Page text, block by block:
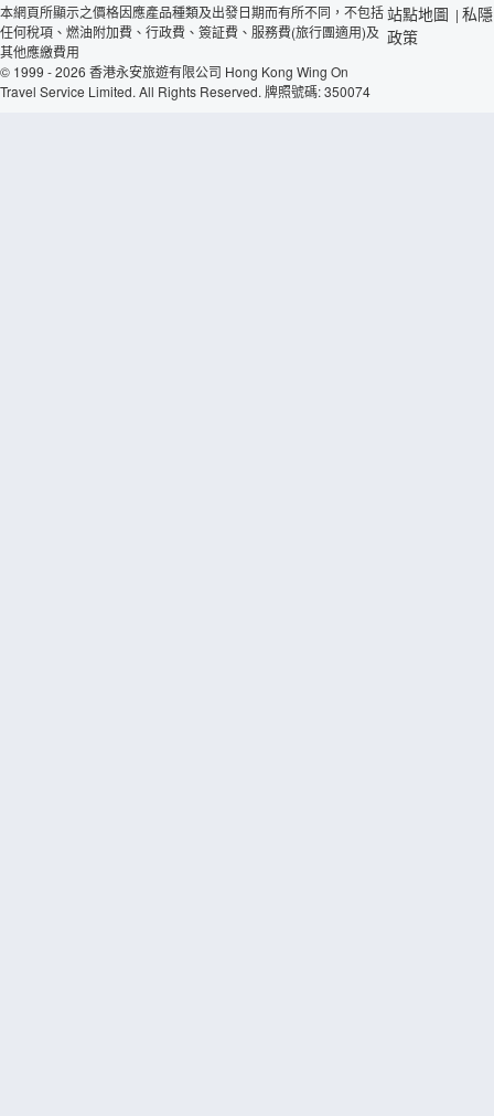
本網頁所顯示之價格因應產品種類及出發日期而有所不同，不包括
任何稅項、燃油附加費、行政費、簽証費、服務費(旅行團適用)及
其他應繳費用
© 1999 - 2026 香港永安旅遊有限公司 Hong Kong Wing On
Travel Service Limited. All Rights Reserved. 牌照號碼: 350074
站點地圖 | 私隱
政策